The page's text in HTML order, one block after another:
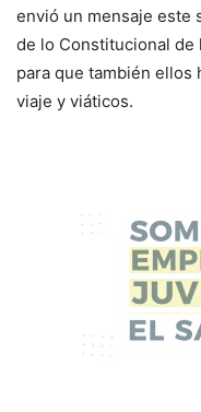
envió un mensaje este
de lo Constitucional de
para que también ellos
viaje y viáticos.